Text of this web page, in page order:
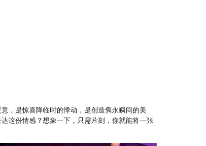
，是惊喜降临时的悸动，是创造隽永瞬间的美
这份情感？想象一下，只需片刻，你就能将一张